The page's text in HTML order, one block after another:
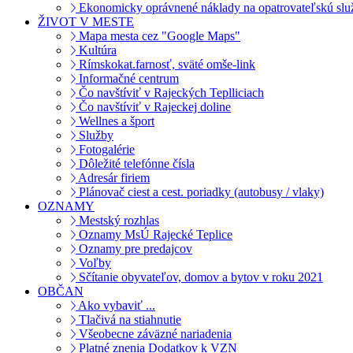
Ekonomicky oprávnené náklady na opatrovateľskú
ŽIVOT V MESTE
Mapa mesta cez "Google Maps"
Kultúra
Rímskokat.farnosť, sväté omše-link
Informačné centrum
Čo navštíviť v Rajeckých Teplliciach
Čo navštíviť v Rajeckej doline
Wellnes a šport
Služby
Fotogalérie
Dôležité telefónne čísla
Adresár firiem
Plánovač ciest a cest. poriadky (autobusy / vlaky)
OZNAMY
Mestský rozhlas
Oznamy MsÚ Rajecké Teplice
Oznamy pre predajcov
Voľby
Sčítanie obyvateľov, domov a bytov v roku 2021
OBČAN
Ako vybaviť ...
Tlačivá na stiahnutie
Všeobecne záväzné nariadenia
Platné znenia Dodatkov k VZN